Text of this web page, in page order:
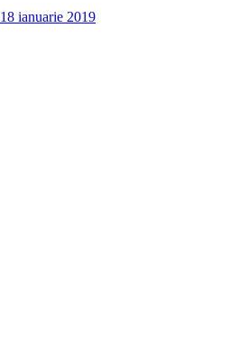
18 ianuarie 2019